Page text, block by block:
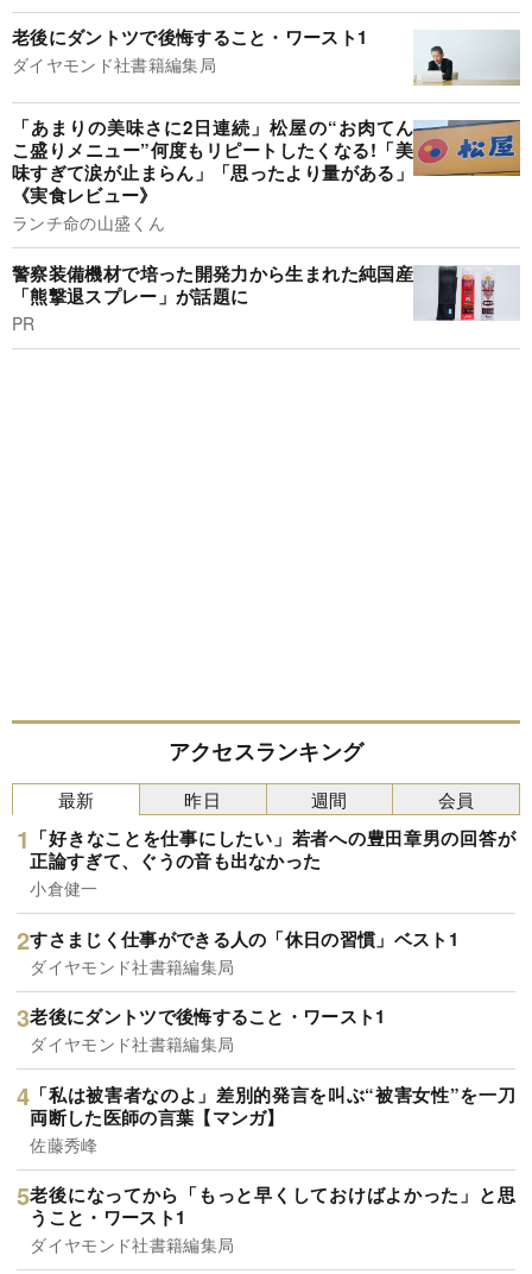
老後にダントツで後悔すること・ワースト1
ダイヤモンド社書籍編集局
「あまりの美味さに2日連続」松屋の“お肉てん
こ盛りメニュー”何度もリピートしたくなる!「美
味すぎて涙が止まらん」「思ったより量がある」
《実食レビュー》
ランチ命の山盛くん
警察装備機材で培った開発力から生まれた純国産
「熊撃退スプレー」が話題に
PR
アクセスランキング
最新
「好きなことを仕事にしたい」若者への豊田章男の回答が
正論すぎて、ぐうの音も出なかった
小倉健一
すさまじく仕事ができる人の「休日の習慣」ベスト1
ダイヤモンド社書籍編集局
老後にダントツで後悔すること・ワースト1
ダイヤモンド社書籍編集局
「私は被害者なのよ」差別的発言を叫ぶ“被害女性”を一刀
両断した医師の言葉【マンガ】
佐藤秀峰
老後になってから「もっと早くしておけばよかった」と思
うこと・ワースト1
ダイヤモンド社書籍編集局
昨日 週間 会員